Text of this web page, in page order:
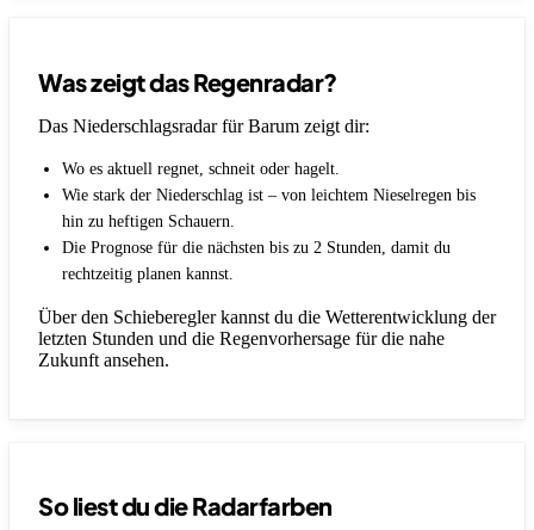
Was zeigt das Regenradar?
Das Niederschlagsradar für Barum zeigt dir:
Wo es aktuell regnet, schneit oder hagelt.
Wie stark der Niederschlag ist – von leichtem Nieselregen bis
hin zu heftigen Schauern.
Die Prognose für die nächsten bis zu 2 Stunden, damit du
rechtzeitig planen kannst.
Über den Schieberegler kannst du die Wetterentwicklung der
letzten Stunden und die Regenvorhersage für die nahe
Zukunft ansehen.
So liest du die Radarfarben